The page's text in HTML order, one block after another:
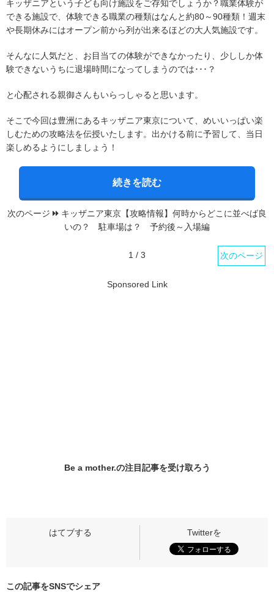
キッザニアという子ども向け施設をご存知でしょうか？職業体験が
できる施設で、体験できる職業の種類はなんと約80～90種類！週末
や長期休みにはオープン前から列が出来るほどの大人気施設です。
そんなに人気だと、お目当ての体験ができなかったり、少ししか体
験できないうちに退場時間になってしまうのでは･･･？
と心配される親御さんもいらっしゃると思います。
そこで今回は豊洲にあるキッザニア東京について、めいいっぱい楽
しむための攻略法を伝授いたします。出かける前に予習して、当日
楽しめるようにしましょう！
続きを読む
次のページ
キッザニア東京【攻略情報】何時からどこに並べば良
いの？ 駐車場は？ 予約後～入場編
1 / 3 次のページ
Sponsored Link
Be a mother.の注目記事を受け取ろう
この記事をSNSでシェア